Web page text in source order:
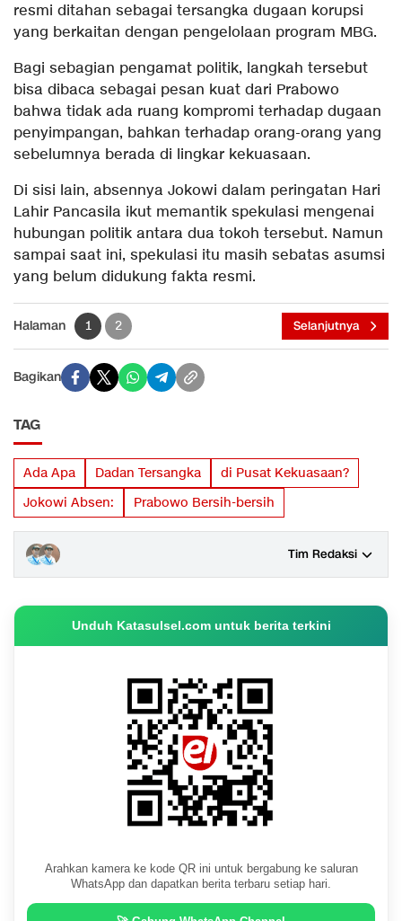
resmi ditahan sebagai tersangka dugaan korupsi
yang berkaitan dengan pengelolaan program MBG.
Bagi sebagian pengamat politik, langkah tersebut
bisa dibaca sebagai pesan kuat dari Prabowo
bahwa tidak ada ruang kompromi terhadap dugaan
penyimpangan, bahkan terhadap orang-orang yang
sebelumnya berada di lingkar kekuasaan.
Di sisi lain, absennya Jokowi dalam peringatan Hari
Lahir Pancasila ikut memantik spekulasi mengenai
hubungan politik antara dua tokoh tersebut. Namun
sampai saat ini, spekulasi itu masih sebatas asumsi
yang belum didukung fakta resmi.
Halaman 1 2 Selanjutnya
Bagikan
TAG
Ada Apa Dadan Tersangka
di Pusat Kekuasaan?
Jokowi Absen:
Prabowo Bersih-bersih
Tim Redaksi
Unduh Katasulsel.com untuk berita terkini
Arahkan kamera ke kode QR ini untuk bergabung ke saluran
WhatsApp dan dapatkan berita terbaru setiap hari.